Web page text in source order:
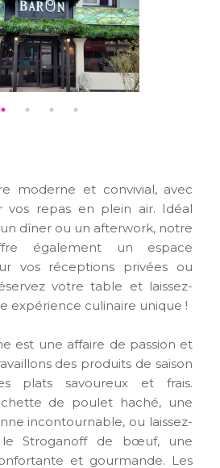
moderne et convivial, avec
vos repas en plein air. Idéal
dîner ou un afterwork, notre
également un espace
vos réceptions privées ou
votre table et laissez-
expérience culinaire unique !
est une affaire de passion et
des produits de saison
plats savoureux et frais.
de poulet haché, une
incontournable, ou laissez-
Stroganoff de bœuf, une
et gourmande. Les